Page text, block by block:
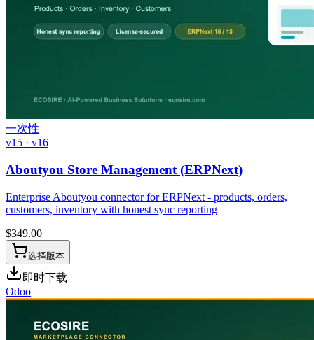
一次性
v15 · v16
Aboutyou Store Management (ERPNext)
Enterprise Aboutyou connector for ERPNext - products, orders,
customers, inventory with honest sync reporting
$349.00
选择版本
即时下载
Odoo